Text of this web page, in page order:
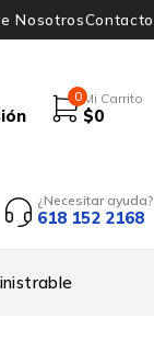
NosotrosContacto
0 Mi Carrito
$0
¿Necesitar ayuda?
618 152 2168